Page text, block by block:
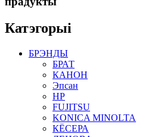
Катэгорыі
БРЭНДЫ
БРАТ
КАНОН
Эпсан
HP
FUJITSU
KONICA MINOLTA
КЁСЕРА